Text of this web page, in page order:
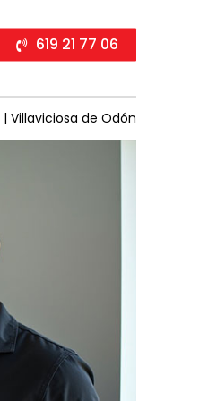
619 21 77 06
| Villaviciosa de Odón